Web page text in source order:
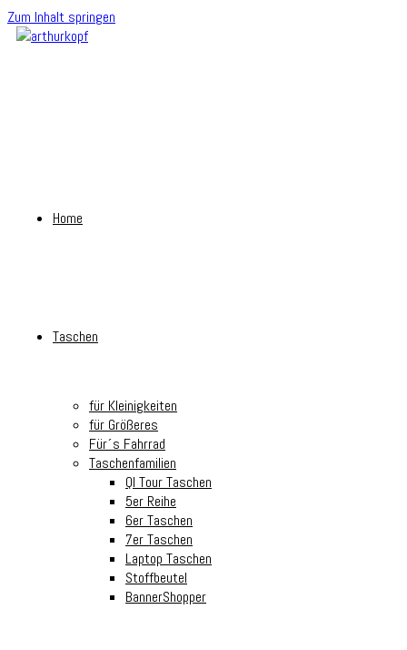
Zum Inhalt springen
Home
Taschen
für Kleinigkeiten
für Größeres
Für´s Fahrrad
Taschenfamilien
Ql Tour Taschen
5er Reihe
6er Taschen
7er Taschen
Laptop Taschen
Stoffbeutel
BannerShopper